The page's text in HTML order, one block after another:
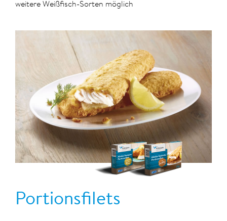
weitere Weißfisch-Sorten möglich
Portionsfilets